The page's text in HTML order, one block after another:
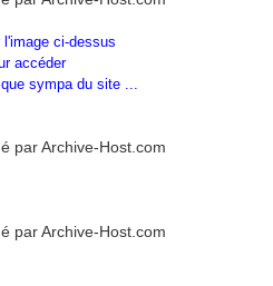
l'image ci-dessus
accéder
sympa du site ...